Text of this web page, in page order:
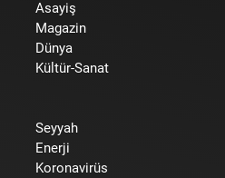
Asayiş
Magazin
Dünya
Kültür-Sanat
Seyyah
Enerji
Koronavirüs